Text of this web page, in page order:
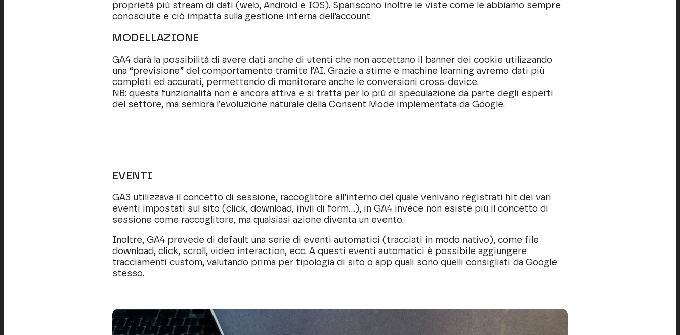
proprietà più stream di dati (web, Android e IOS). Spariscono inoltre le viste come le abbiamo sempre
conosciute e ciò impatta sulla gestione interna dell’account.
MODELLAZIONE
GA4 darà la possibilità di avere dati anche di utenti che non accettano il banner dei cookie utilizzando
una “previsione” del comportamento tramite l’AI. Grazie a stime e machine learning avremo dati più
completi ed accurati, permettendo di monitorare anche le conversioni cross-device.
NB: questa funzionalità non è ancora attiva e si tratta per lo più di speculazione da parte degli esperti
del settore, ma sembra l’evoluzione naturale della Consent Mode implementata da Google.
EVENTI
GA3 utilizzava il concetto di sessione, raccoglitore all’interno del quale venivano registrati hit dei vari
eventi impostati sul sito (click, download, invii di form…), in GA4 invece non esiste più il concetto di
sessione come raccoglitore, ma qualsiasi azione diventa un evento.
Inoltre, GA4 prevede di default una serie di eventi automatici (tracciati in modo nativo), come file
download, click, scroll, video interaction, ecc. A questi eventi automatici è possibile aggiungere
tracciamenti custom, valutando prima per tipologia di sito o app quali sono quelli consigliati da Google
stesso.